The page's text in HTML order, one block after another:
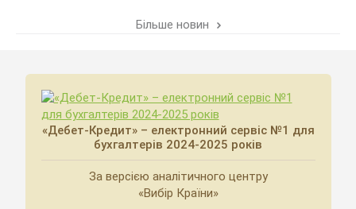
Більше новин
«Дебет-Кредит» – електронний сервіс №1 для
бухгалтерів 2024-2025 років
За версією аналітичного центру
«Вибір Країни»